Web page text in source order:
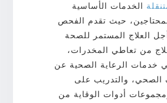
الخدمات الأساسية
حيث تقدم الفحص
العلاج المستمر للصحة
من تعاطي المخدرات،
خدمات الرعاية الصحية عن
الصحي، والتدريب على
أدوات الوقاية من